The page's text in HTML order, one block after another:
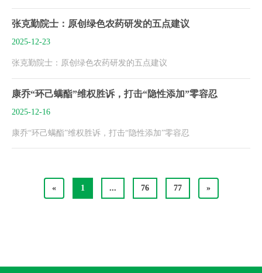
张克勤院士：原创绿色农药研发的五点建议
2025-12-23
张克勤院士：原创绿色农药研发的五点建议
康乔“环己螨酯”维权胜诉，打击“隐性添加”零容忍
2025-12-16
康乔“环己螨酯”维权胜诉，打击“隐性添加”零容忍
« 1 ... 76 77 »